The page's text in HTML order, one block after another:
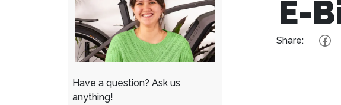
Have a question? Ask us
anything!
E-
Share: